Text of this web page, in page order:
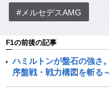
#メルセデスAMG
F1の前後の記事
ハミルトンが盤石の強さ
序盤戦・戦力構図を斬る